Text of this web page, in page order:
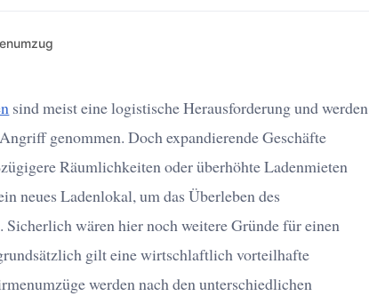
sind meist eine logistische Herausforderung und werden
genommen. Doch expandierende Geschäfte
Räumlichkeiten oder überhöhte Ladenmieten
neues Ladenlokal, um das Überleben des
Sicherlich wären hier noch weitere Gründe für einen
gilt eine wirtschlaftlich vorteilhafte
werden nach den unterschiedlichen